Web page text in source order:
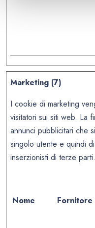
Marketing (7)
I cookie di marketing
visitatori sui siti web. La
annunci pubblicitari che
singolo utente e quindi
inserzionisti di terze parti.
Nome Fornitore